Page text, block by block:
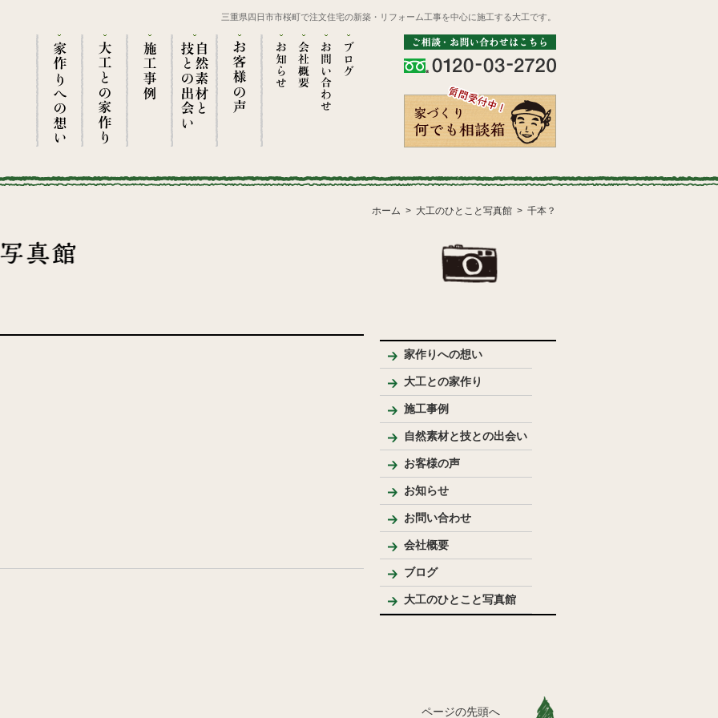
三重県四日市市桜町で注文住宅の新築・リフォーム工事を中心に施工する大工です。
ホーム 大工のひとこと写真館 千本？
家作りへの想い
大工との家作り
家づくりの流れとポイント
プレゼンテーション
大工のこだわり
施工事例
新築自然素材を使った家
純和風住宅
洋風住宅
リフォーム
LDK
バス・洗面
トイレ
内装
外まわり
その他
リノベーション
手作り家具
テーブル・座卓等
ベンチ・椅子等
収納棚・家具等
花台・棚板・衝立等
手作りキッチン・洗面台
ウッドデッキ
模型
その他
自然素材と技との出会い
お客様の声
お知らせ
お問い合わせ
会社概要
代表プロフィール
ブログ
大工のひとこと写真館
ページの先頭へ